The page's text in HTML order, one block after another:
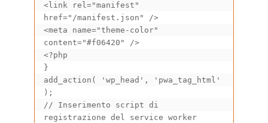
<link rel="manifest"
href="/manifest.json" />
<meta name="theme-color"
content="#f06420" />
<?php
}
add_action( 'wp_head', 'pwa_tag_html'
);
// Inserimento script di
registrazione del service worker